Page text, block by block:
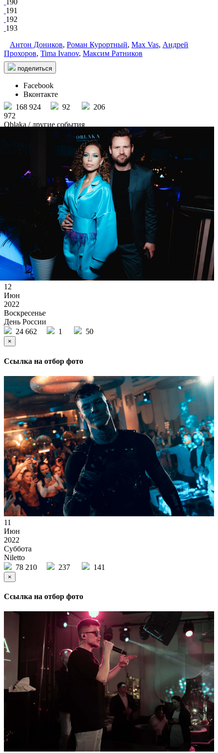
190
191
192
193
Антон Доников, Роман Курортный, Max Vas, Андрей
Прохоров, Tima Ivanov, Максим Ратников
поделиться
Facebook
Вконтакте
168 924
92
206
972
Oblaka / другие события
12
Июн
2022
Воскресенье
День России
24 662
1 50
×
Ссылка на отбор фото
11
Июн
2022
Суббота
Niletto
78 210
237 141
×
Ссылка на отбор фото